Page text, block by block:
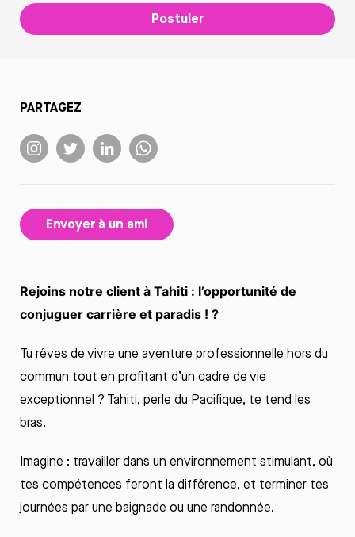
Postuler
PARTAGEZ
Envoyer à un ami
Rejoins notre client à Tahiti : l’opportunité de
conjuguer carrière et paradis ! ?
Tu rêves de vivre une aventure professionnelle hors du
commun tout en profitant d’un cadre de vie
exceptionnel ? Tahiti, perle du Pacifique, te tend les
bras.
Imagine : travaillerdans un environnement stimulant, où
tes compétences feront la différence, et terminer tes
journées parune baignade ou une randonnée.